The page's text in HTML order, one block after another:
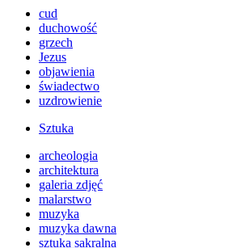
cud
duchowość
grzech
Jezus
objawienia
świadectwo
uzdrowienie
Sztuka
archeologia
architektura
galeria zdjęć
malarstwo
muzyka
muzyka dawna
sztuka sakralna